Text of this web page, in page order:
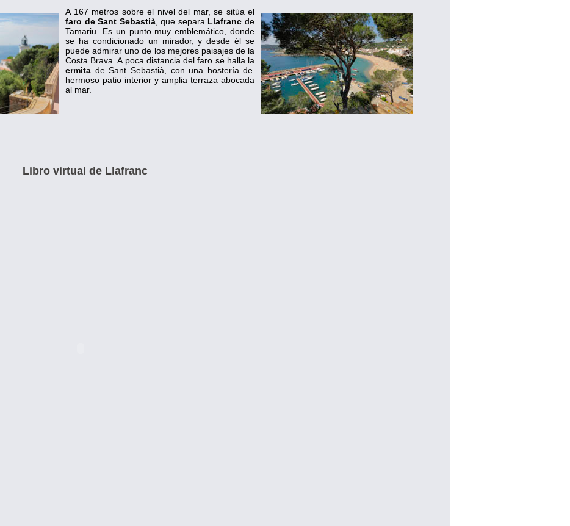
A 167 metros sobre el nivel del mar, se sitúa el
faro de Sant Sebastià, que separa Llafranc de
Tamariu. Es un punto muy emblemático, donde
se ha condicionado un mirador, y desde él se
puede admirar uno de los mejores paisajes de la
Costa Brava. A poca distancia del faro se halla la
ermita de Sant Sebastià, con una hostería de
hermoso patio interior y amplia terraza abocada
al mar.
Libro virtual de Llafranc